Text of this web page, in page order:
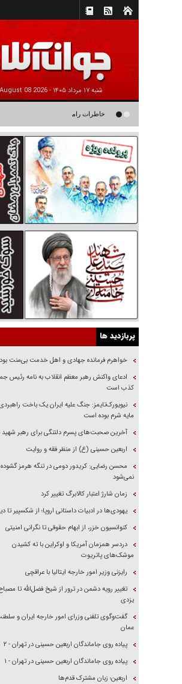
شنبه ۱۷ مرداد ۱۴۰۵ - 2026 August 08
خاطرات رامین ناصرنصیر از «پشت‌
پربازدید ها
خواهرم فرمانده جهادی و اهل خدمت بی‌منت بود
ادعای واکنش رهبر معظم انقلاب به نامه رئیس
کذب است
نیویورک‌تایمز: جنگ علیه ایران یک باخت
مایه شرم بوده است
آخرین صحبت‌های پسرم دلتنگی برای رهبر شهید
اربعین حسینی (ع) از منظر فقه و روایت
محسن رضایی: کریدور دومی در تنگه هرمز گشوده
نمی‌شود
زمان شارژ اعتبار کالابرگ تغییر کرد
یهودی‌ها در ادبیات داستانی اروپا؛ از شکسپیر تا
کنوانسیون خزر، از ابهام حقوقی تا نگرانی امنیتی
دردسر همزمان آمریکا و اوکراین با ته کشیدن
موشک‌های پاتریوت
رایزنی وزیر امور خارجه ایتالیا با عراقچی
تغییر رویه دشمن در ترور از شیخ فضل‌الله تا
یزدی
گفت‌وگوی تلفنی وزرای امور خارجه ایران و
عمان
پیاده روی جاماندگان اربعین حسینی در تهران - ۲
پیاده روی جاماندگان اربعین حسینی در تهران - ۱
اربعین؛ زبان مشترک قدم‌ها